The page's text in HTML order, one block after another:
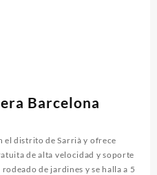
Barcelona
el distrito de Sarrià y ofrece
de alta velocidad y soporte
de jardines y se halla a 5